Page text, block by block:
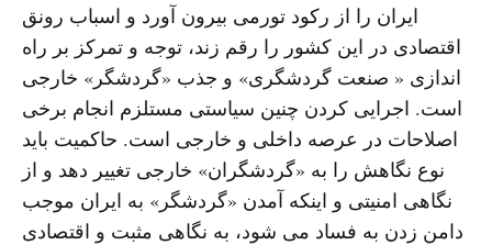
ایران را از رکود تورمی بیرون آورد و اسباب رونق
اقتصادی در این کشور را رقم زند، توجه و تمرکز بر راه
اندازی « صنعت گردشگری» و جذب «گردشگر» خارجی
است. اجرایی کردن چنین سیاستی مستلزم انجام برخی
اصلاحات در عرصه داخلی و خارجی است. حاکمیت باید
نوع نگاهش را به «گردشگران» خارجی تغییر دهد و از
نگاهی امنیتی و اینکه آمدن «گردشگر» به ایران موجب
دامن زدن به فساد می شود، به نگاهی مثبت و اقتصادی